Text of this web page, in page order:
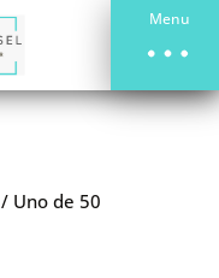
Menu
Uno de 50